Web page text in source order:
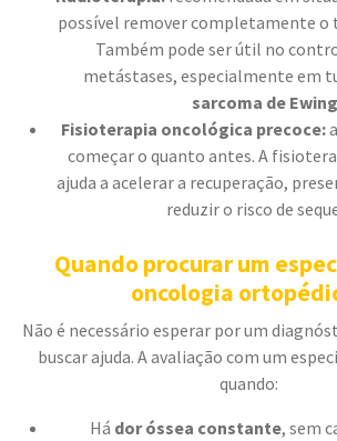
possível remover completamente o
Também pode ser útil no
metástases, especialmente em
sarcoma de Ewing
Fisioterapia oncológica precoce:
começar o quanto antes. A
ajuda a acelerar a recuperação,
reduzir o risco de
Quando procurar um
oncologia
Não é necessário esperar por um
buscar ajuda. A avaliação com um
quando:
Há dor óssea constante, sem